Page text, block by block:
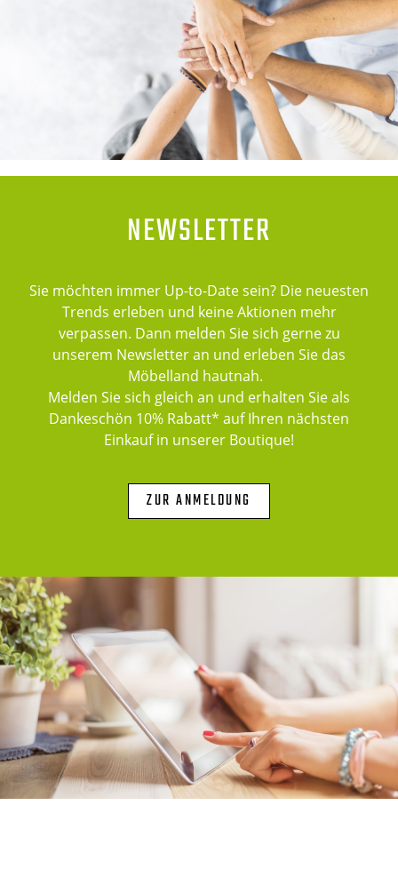
NEWSLETTER
Sie möchten immer Up-to-Date sein? Die neuesten
Trends erleben und keine Aktionen mehr
verpassen. Dann melden Sie sich gerne zu
unserem Newsletter an und erleben Sie das
Möbelland hautnah.
Melden Sie sich gleich an und erhalten Sie als
Dankeschön 10% Rabatt* auf Ihren nächsten
Einkauf in unserer Boutique!
ZUR ANMELDUNG